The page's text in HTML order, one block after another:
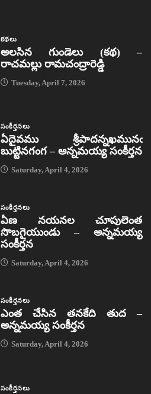
కథలు
అలసిన గుండెలు (కథ) –
రాచమల్లు రామచంద్రారెడ్డి
Tuesday, April 7, 2026
సంకీర్తనలు
ఏదైవము శ్రీపాదన్నఖమునఁ
బుట్టినగంగ – అన్నమయ్య సంకీర్తన
Saturday, April 4, 2026
సంకీర్తనలు
ఏణ నయనల చూపులెంత
సొబగైయుండు – అన్నమయ్య
సంకీర్తన
Saturday, April 4, 2026
సంకీర్తనలు
ఎంత చేసిన తనకేది తుద –
అన్నమయ్య సంకీర్తన
Saturday, April 4, 2026
సంకీర్తనలు